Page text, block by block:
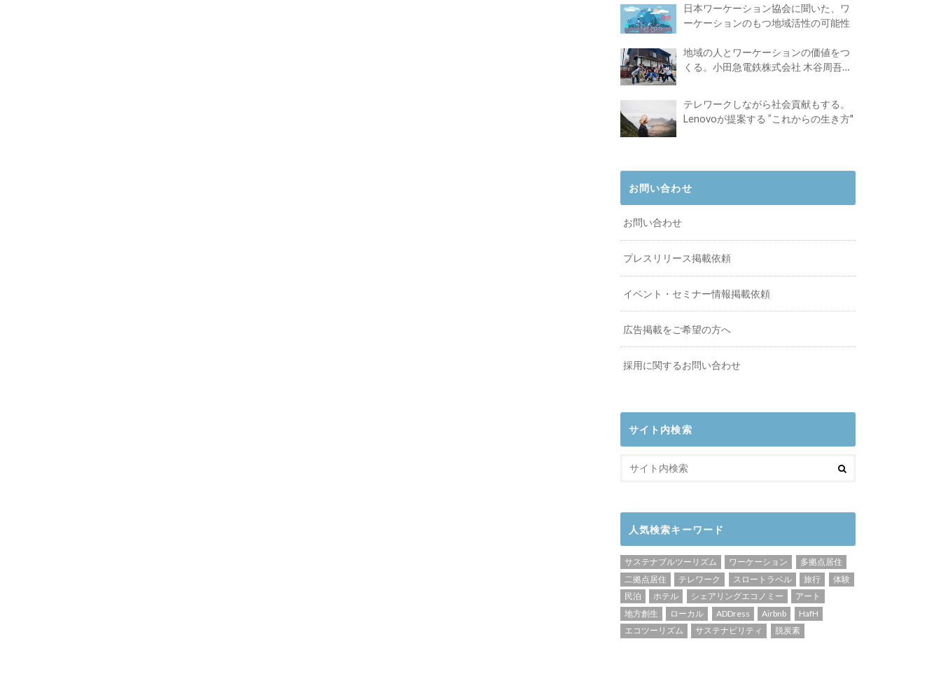
日本ワーケーション協会に聞いた、ワ
ーケーションのもつ地域活性の可能性
地域の人とワーケーションの価値をつ
くる。小田急電鉄株式会社 木谷周吾さ
テレワークしながら社会貢献もする。
Lenovoが提案する ”これからの生き方"
お問い合わせ
お問い合わせ
プレスリリース掲載依頼
イベント・セミナー情報掲載依頼
広告掲載をご希望の方へ
採用に関するお問い合わせ
サイト内検索
人気検索キーワード
サステナブルツーリズム ワーケーション
多拠点居住
二拠点居住
テレワーク スロートラベル 旅行
体験
民泊
ホテル シェアリングエコノミー
アート
地方創生
ローカル ADDress Airbnb
HafH
エコツーリズム
サステナビリティ 脱炭素